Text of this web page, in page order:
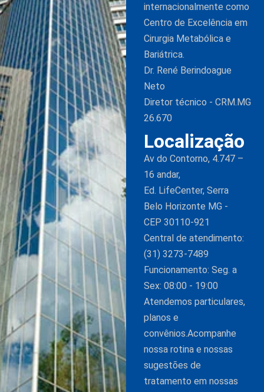
internacionalmente como
Centro de Excelência em
Cirurgia Metabólica e
Bariátrica.
Dr. René Berindoague
Neto
Diretor técnico - CRM.MG
26.670
Localização
Av do Contorno, 4.747 –
16 andar,
Ed. LifeCenter, Serra
Belo Horizonte MG -
CEP 30110-921
Central de atendimento:
(31) 3273-7489
Funcionamento: Seg. a
Sex: 08:00 - 19:00
Atendemos particulares,
planos e
convênios.Acompanhe
nossa rotina e nossas
sugestões de
tratamento em nossas